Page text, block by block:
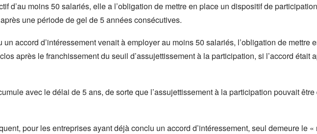
d’au moins 50 salariés, elle a l’obligation de mettre en place un dispositif de
une période de gel de 5 années consécutives.
accord d’intéressement venait à employer au moins 50 salariés, l’obligation de mettre
après le franchissement du seuil d’assujettissement à la participation, si l’accord était
avec le délai de 5 ans, de sorte que l’assujettissement à la participation pouvait
pour les entreprises ayant déjà conclu un accord d’intéressement, seul demeure le «